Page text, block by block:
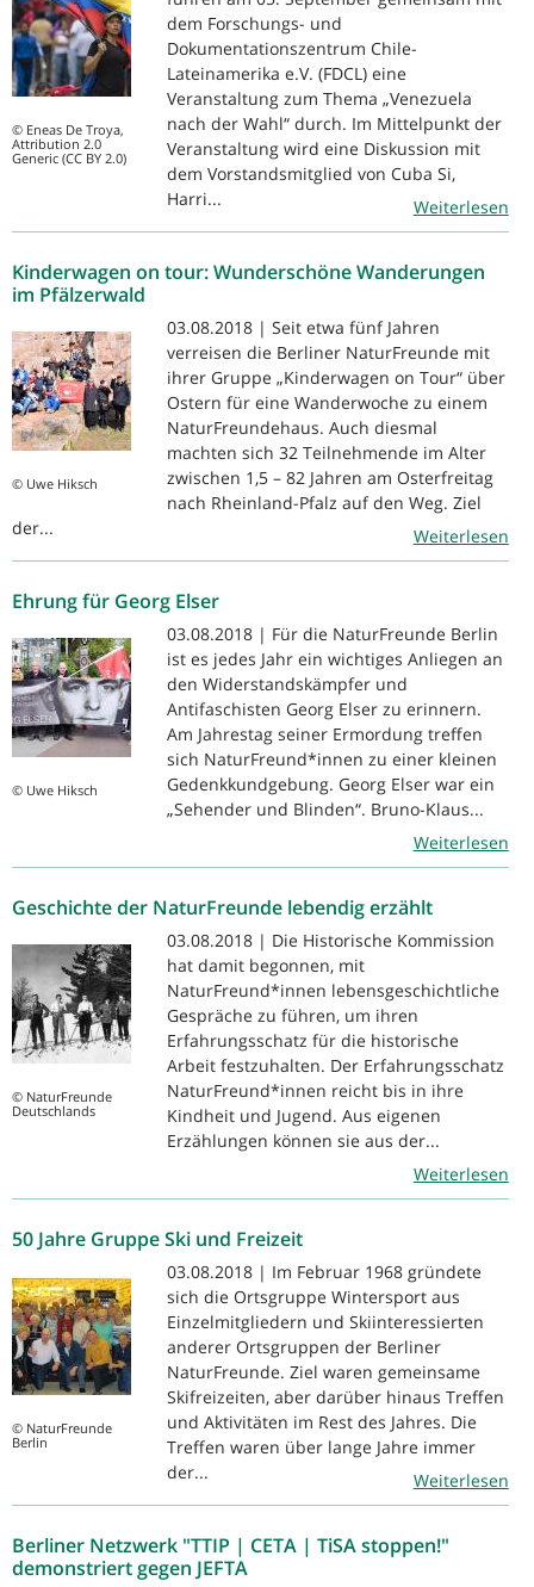
© Eneas De Troya,
Attribution 2.0
Generic (CC BY 2.0)
dem Forschungs- und
Dokumentationszentrum Chile-
Lateinamerika e.V. (FDCL) eine
Veranstaltung zum Thema „Venezuela
nach der Wahl“ durch. Im Mittelpunkt der
Veranstaltung wird eine Diskussion mit
dem Vorstandsmitglied von Cuba Si,
Harri...
Weiterlesen
Kinderwagen on tour: Wunderschöne Wanderungen
im Pfälzerwald
© Uwe Hiksch
03.08.2018 | Seit etwa fünf Jahren
verreisen die Berliner NaturFreunde mit
ihrer Gruppe „Kinderwagen on Tour“ über
Ostern für eine Wanderwoche zu einem
NaturFreundehaus. Auch diesmal
machten sich 32 Teilnehmende im Alter
zwischen 1,5 – 82 Jahren am Osterfreitag
nach Rheinland-Pfalz auf den Weg. Ziel
der...
Weiterlesen
Ehrung für Georg Elser
© Uwe Hiksch
03.08.2018 | Für die NaturFreunde Berlin
ist es jedes Jahr ein wichtiges Anliegen an
den Widerstandskämpfer und
Antifaschisten Georg Elser zu erinnern.
Am Jahrestag seiner Ermordung treffen
sich NaturFreund*innen zu einer kleinen
Gedenkkundgebung. Georg Elser war ein
„Sehender und Blinden“. Bruno-Klaus...
Weiterlesen
Geschichte der NaturFreunde lebendig erzählt
© NaturFreunde
Deutschlands
03.08.2018 | Die Historische Kommission
hat damit begonnen, mit
NaturFreund*innen lebensgeschichtliche
Gespräche zu führen, um ihren
Erfahrungsschatz für die historische
Arbeit festzuhalten. Der Erfahrungsschatz
NaturFreund*innen reicht bis in ihre
Kindheit und Jugend. Aus eigenen
Erzählungen können sie aus der...
Weiterlesen
50 Jahre Gruppe Ski und Freizeit
© NaturFreunde
Berlin
03.08.2018 | Im Februar 1968 gründete
sich die Ortsgruppe Wintersport aus
Einzelmitgliedern und Skiinteressierten
anderer Ortsgruppen der Berliner
NaturFreunde. Ziel waren gemeinsame
Skifreizeiten, aber darüber hinaus Treffen
und Aktivitäten im Rest des Jahres. Die
Treffen waren über lange Jahre immer
der...
Weiterlesen
Berliner Netzwerk "TTIP | CETA | TiSA stoppen!"
demonstriert gegen JEFTA